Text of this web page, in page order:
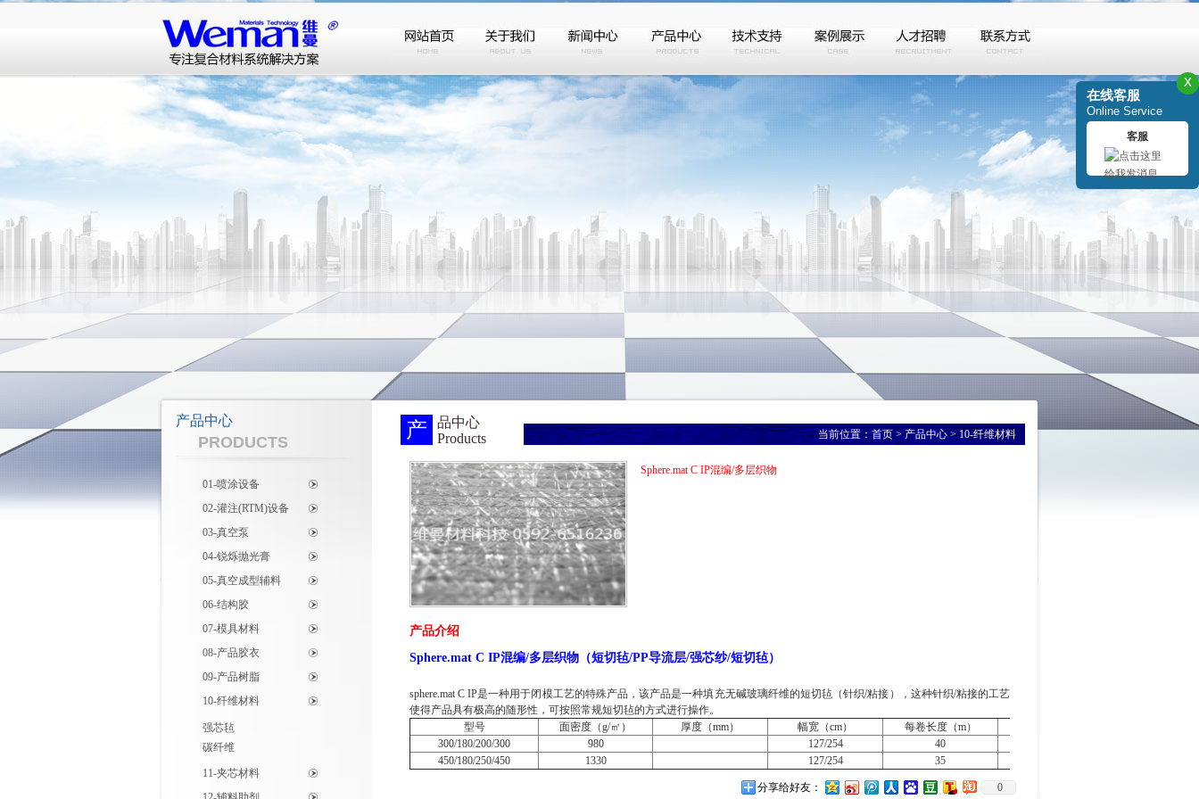
产品中心
PRODUCTS
01-喷涂设备
02-灌注(RTM)设备
03-真空泵
04-锐烁抛光膏
05-真空成型辅料
06-结构胶
07-模具材料
08-产品胶衣
09-产品树脂
10-纤维材料
强芯毡
碳纤维
11-夹芯材料
产
品中心
Products
当前位置： 首页 >产品中心> 10-纤维材料
Sphere.mat C IP混编/多层织物
产品介绍
Sphere.mat C IP混编/多层织物（短切毡/PP导流层/强芯纱/短切毡）
sphere.mat C IP是一种用于闭模工艺的特殊产品，该产品是一种填充无碱玻璃纤维的短切毡（针织/粘接），这种针织/粘接的工艺
使得产品具有极高的随形性，可按照常规短切毡的方式进行操作。
型号
面密度（g/㎡） 厚度（mm） 幅宽（cm） 每卷长度（m）
300/180/200/300
980 127/254 40
450/180/250/450
1330 127/254 35
分享给好友： 0
在线客服
Online Service
x
客服